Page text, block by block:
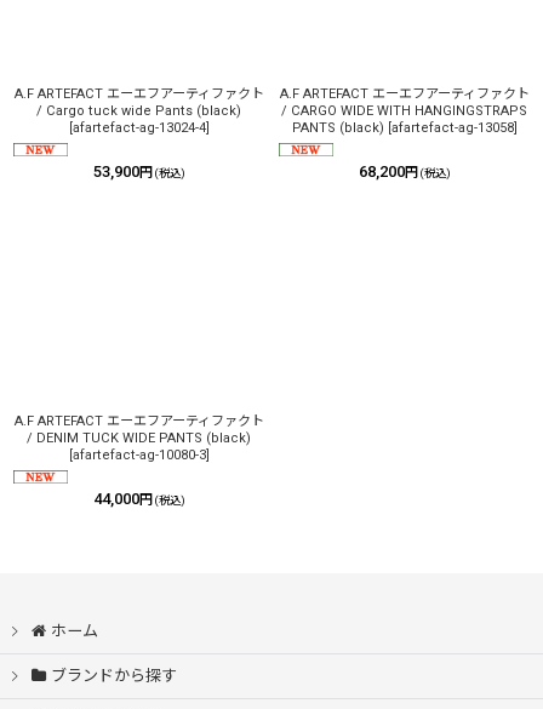
A.F ARTEFACT エーエフアーティファクト
/ Cargo tuck wide Pants (black)
afartefact-ag-13024-4]
53,900円 (税込)
A.F ARTEFACT エーエフアーティファクト
/ CARGO WIDE WITH HANGINGSTRAPS
PANTS (black) afartefact-ag-13058]
68,200円 (税込)
A.F ARTEFACT エーエフアーティファクト
/ DENIM TUCK WIDE PANTS (black)
afartefact-ag-10080-3]
44,000円 (税込)
ホーム
ブランドから探す